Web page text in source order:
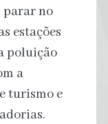
parar no
estações
poluição
a
turismo e